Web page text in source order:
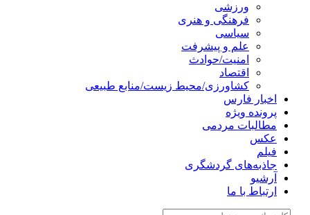
ورزشی
فرهنگی و هنری
سیاسی
علم و پیشرفت
امنیت/حوادث
اقتصاد
کشاورزی/محیط زیست/منابع طبیعی
اخبار فارس
پرونده ویژه
مطالبات مردمی
عکس
فیلم
جاذبه‌های گردشگری
آرشیو
ارتباط با ما